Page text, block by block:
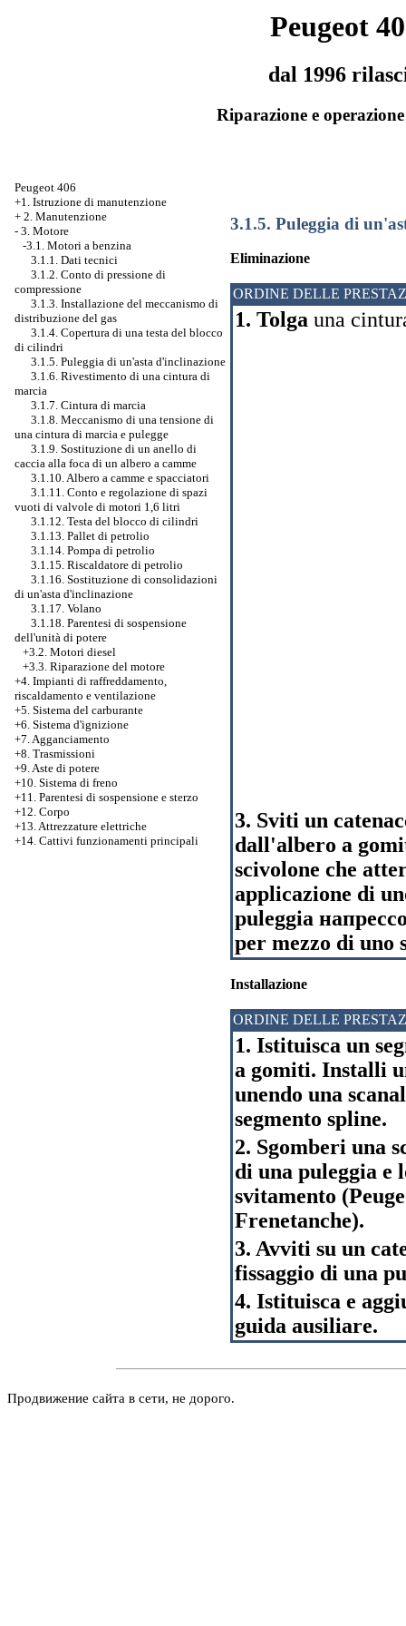
Peugeot
dal 1996
Riparazione e
Peugeot 406
+1. Istruzione di manutenzione
+ 2. Manutenzione
- 3. Motore
-3.1. Motori a benzina
3.1.1. Dati tecnici
3.1.2. Conto di pressione di
compressione
3.1.3. Installazione del meccanismo di
distribuzione del gas
3.1.4. Copertura di una testa del blocco
di cilindri
3.1.5. Puleggia di un'asta d'inclinazione
3.1.6. Rivestimento di una cintura di
marcia
3.1.7. Cintura di marcia
3.1.8. Meccanismo di una tensione di
una cintura di marcia e pulegge
3.1.9. Sostituzione di un anello di
caccia alla foca di un albero a camme
3.1.10. Albero a camme e spacciatori
3.1.11. Conto e regolazione di spazi
vuoti di valvole di motori 1,6 litri
3.1.12. Testa del blocco di cilindri
3.1.13. Pallet di petrolio
3.1.14. Pompa di petrolio
3.1.15. Riscaldatore di petrolio
3.1.16. Sostituzione di consolidazioni
di un'asta d'inclinazione
3.1.17. Volano
3.1.18. Parentesi di sospensione
dell'unità di potere
+3.2. Motori diesel
+3.3. Riparazione del motore
+4. Impianti di raffreddamento,
riscaldamento e ventilazione
+5. Sistema del carburante
+6. Sistema d'ignizione
+7. Agganciamento
+8. Trasmissioni
+9. Aste di potere
+10. Sistema di freno
+11. Parentesi di sospensione e sterzo
+12. Corpo
+13. Attrezzature elettriche
+14. Cattivi funzionamenti principali
3.1.5. Puleggia di
Eliminazione
ORDINE DELLE
1. Tolga una
3. Sviti un
dall'albero a
scivolone che
applicazione di
puleggia
per mezzo di uno
Installazione
ORDINE DELLE
1. Istituisca un
a gomiti. Installi
unendo una
segmento spline.
2. Sgomberi una
di una puleggia e
svitamento
Frenetanche).
3. Avviti su un
fissaggio di una
4. Istituisca e
guida ausiliare.
Продвижение сайта в сети, не дорого.